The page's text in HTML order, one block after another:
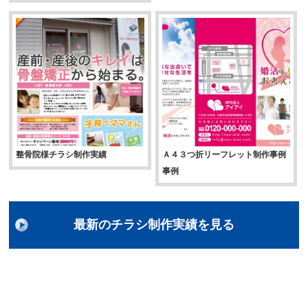
整骨院様チラシ制作実績
Ａ４３つ折リーフレット制作事例
事例
最新のチラシ制作実績を見る